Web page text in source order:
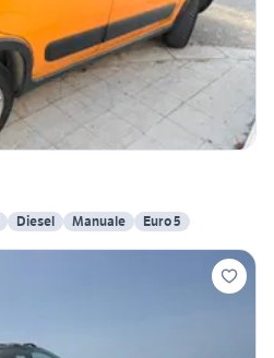
Diesel Manuale Euro 5